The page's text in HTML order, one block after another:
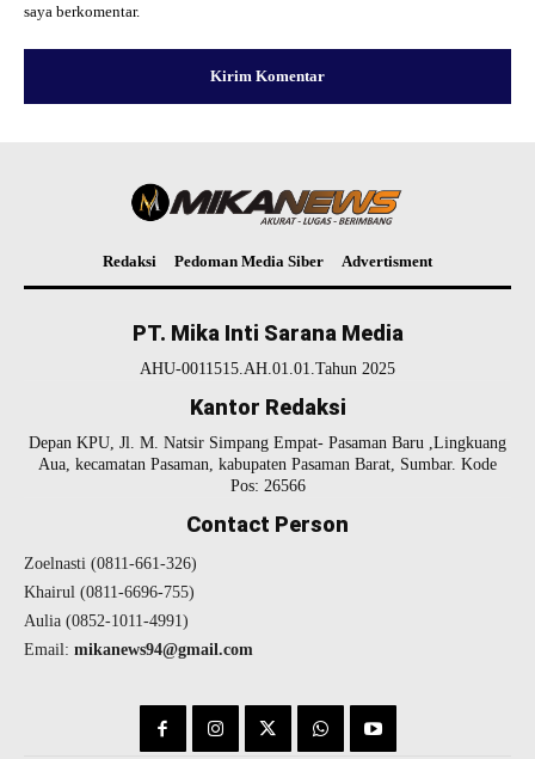
saya berkomentar.
Redaksi Pedoman Media Siber Advertisment
PT. Mika Inti Sarana Media
AHU-0011515.AH.01.01.Tahun 2025
Kantor Redaksi
Depan KPU, Jl. M. Natsir Simpang Empat- Pasaman Baru ,Lingkuang
Aua, kecamatan Pasaman, kabupaten Pasaman Barat, Sumbar. Kode
Pos: 26566
Contact Person
Zoelnasti (0811-661-326)
Khairul (0811-6696-755)
Aulia (0852-1011-4991)
Email: mikanews94@gmail.com